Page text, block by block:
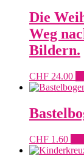
Die
Weg
Bildern.
CHF 24.00
CHF 1.60